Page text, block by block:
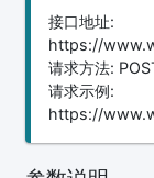
接口地址:
https://
请求方法:
请求示例:
https://